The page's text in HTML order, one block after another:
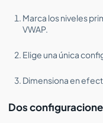
Marca los niveles
VWAP.
Elige una única
Dimensiona en
Dos